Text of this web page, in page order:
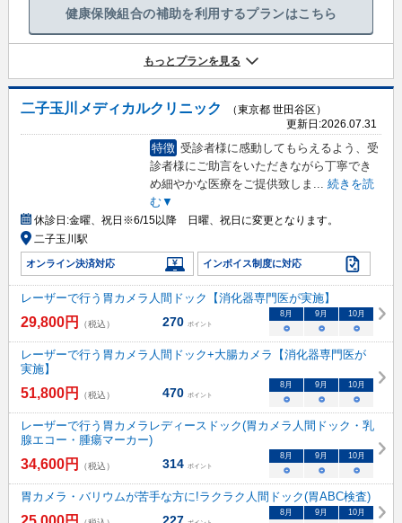
健康保険組合の補助を利用するプランはこちら
もっとプランを見る
二子玉川メディカルクリニック
（東京都 世田谷区）
更新日:2026.07.31
特徴 受診者様に感動してもらえるよう、受
診者様にご助言をいただきながら丁寧でき
め細やかな医療をご提供致しま ... 続きを読
む▼
休診日:金曜、祝日※6/15以降 日曜、祝日に変更となります。
二子玉川駅
オンライン決済対応 インボイス制度に対応
レーザーで行う胃カメラ人間ドック【消化器専門医が実施】
29,800円 （税込） 270 ポイント
8月 9月 10月
○ ○ ○
レーザーで行う胃カメラ人間ドック+大腸カメラ【消化器専門医が
実施】
51,800円 （税込） 470 ポイント
8月 9月 10月
○ ○ ○
レーザーで行う胃カメラレディースドック(胃カメラ人間ドック・乳
腺エコー・腫瘍マーカー)
34,600円 （税込） 314 ポイント
8月 9月 10月
○ ○ ○
胃カメラ・バリウムが苦手な方に!ラクラク人間ドック(胃ABC検査)
8月 9月 10月